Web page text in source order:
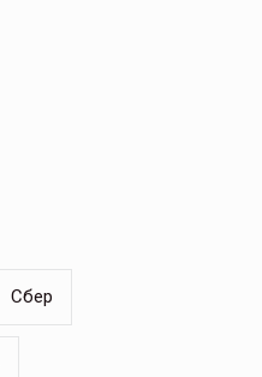
Сбер